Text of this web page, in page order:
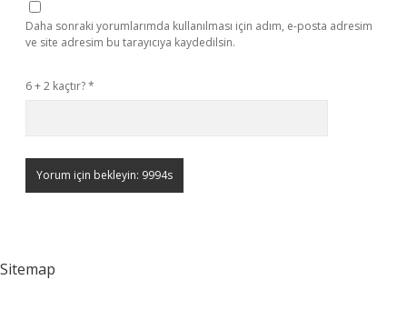
Daha sonraki yorumlarımda kullanılması için adım, e-posta adresim
ve site adresim bu tarayıcıya kaydedilsin.
6 + 2 kaçtır?*
Sitemap